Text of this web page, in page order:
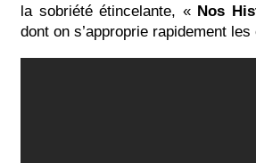
la sobriété étincelante, « Nos
dont on s’approprie rapidement